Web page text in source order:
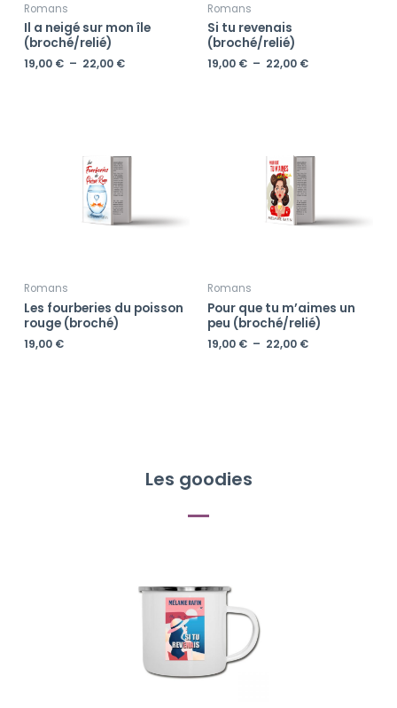
Romans
Il a neigé sur mon île
(broché/relié)
19,00 € – 22,00 €
Romans
Si tu revenais
(broché/relié)
19,00 € – 22,00 €
Romans
Les fourberies du poisson
rouge (broché)
19,00 €
Romans
Pour que tu m’aimes un
peu (broché/relié)
19,00 € – 22,00 €
19,00 €
Les goodies